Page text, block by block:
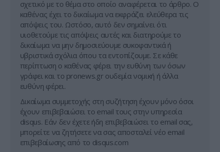
σχετικό με το θέμα στο οποίο αναφέρεται το άρθρο. Ο
καθένας έχει το δικαίωμα να εκφράζει ελεύθερα τις
απόψεις του. Ωστόσο, αυτό δεν σημαίνει ότι
υιοθετούμε τις απόψεις αυτές και διατηρούμε το
δικαίωμα να μην δημοσιεύουμε συκοφαντικά ή
υβριστικά σχόλια όπου τα εντοπίζουμε. Σε κάθε
περίπτωση ο καθένας φέρει την ευθύνη των όσων
γράφει και το pronews.gr ουδεμία νομική ή άλλα
ευθύνη φέρει.
Δικαίωμα συμμετοχής στη συζήτηση έχουν μόνο όσοι
έχουν επιβεβαιώσει το email τους στην υπηρεσία
disqus. Εάν δεν έχετε ήδη επιβεβαιώσει το email σας,
μπορείτε να ζητήσετε να σας αποσταλεί νέο email
επιβεβαίωσης από το disqus.com